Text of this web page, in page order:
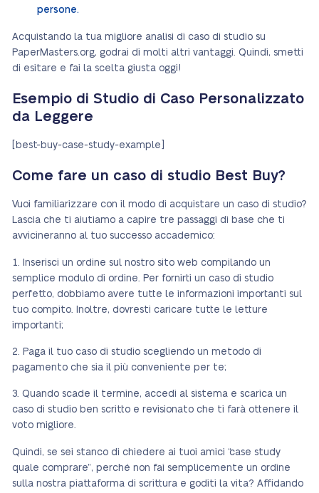
persone.
Acquistando la tua migliore analisi di caso di studio su
PaperMasters.org, godrai di molti altri vantaggi. Quindi, smetti
di esitare e fai la scelta giusta oggi!
Esempio di Studio di Caso Personalizzato
da Leggere
[best-buy-case-study-example]
Come fare un caso di studio Best Buy?
Vuoi familiarizzare con il modo di acquistare un caso di studio?
Lascia che ti aiutiamo a capire tre passaggi di base che ti
avvicineranno al tuo successo accademico:
Inserisci un ordine sul nostro sito web compilando un
semplice modulo di ordine. Per fornirti un caso di studio
perfetto, dobbiamo avere tutte le informazioni importanti sul
tuo compito. Inoltre, dovresti caricare tutte le letture
importanti;
Paga il tuo caso di studio scegliendo un metodo di
pagamento che sia il più conveniente per te;
Quando scade il termine, accedi al sistema e scarica un
caso di studio ben scritto e revisionato che ti farà ottenere il
voto migliore.
Quindi, se sei stanco di chiedere ai tuoi amici “case study
quale comprare”, perché non fai semplicemente un ordine
sulla nostra piattaforma di scrittura e goditi la vita? Affidando